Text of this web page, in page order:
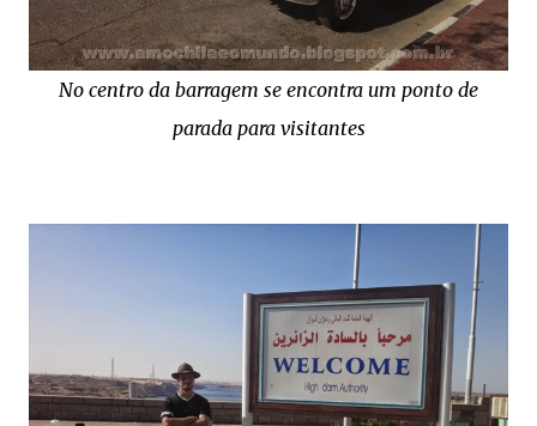
No centro da barragem se encontra um ponto de
parada para visitantes